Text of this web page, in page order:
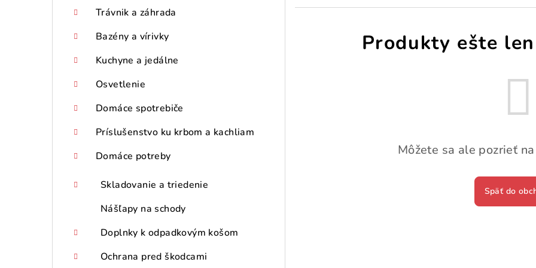
Trávnik a záhrada
Bazény a vírivky
Kuchyne a jedálne
Osvetlenie
Domáce spotrebiče
Príslušenstvo ku krbom a kachliam
Domáce potreby
Skladovanie a triedenie
Nášľapy na schody
Doplnky k odpadkovým košom
Ochrana pred škodcami
Produkty ešte
Môžete sa ale pozrieť
Späť do